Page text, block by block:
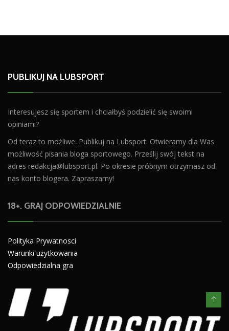
PUBLIKUJ NA LUBSPORT
Interesujesz się sportem i chciałbyś podzielić się swoimi
opiniami?
Od teraz to możliwe. Publikuj na Lubsport. Otwieramy dla Was
możliwość pisania bloga sportowego. Prześlij swój tekst na
adres redakcja@lubsport.pl. Po okresie próbnym otrzymasz od
nas konto blogera. Zapraszamy!
18+. GRAJ ODPOWIEDZIALNIE
Polityka Prywatnosci
Warunki użytkowania
Odpowiedzialna gra